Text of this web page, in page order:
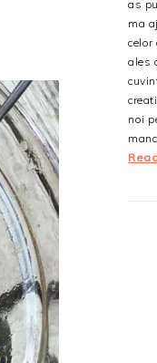
as
ma
celor
ales
noi